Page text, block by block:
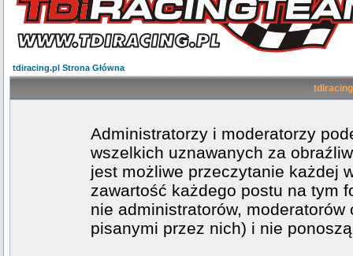
tdiracing.pl Strona Główna
Administratorzy i moderatorzy
wszelkich uznawanych za
jest możliwe przeczytanie każdej
zawartość każdego postu na tym
nie administratorów,
pisanymi przez nich) i nie